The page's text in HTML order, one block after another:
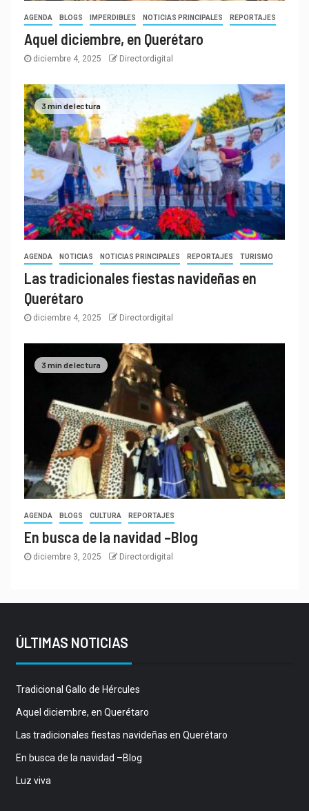
AGENDA BLOGS IMPERDIBLES NOTICIAS PRINCIPALES REPORTAJES
Aquel diciembre, en Querétaro
diciembre 4, 2025 Directordigital
3 min de lectura
AGENDA NOTICIAS NOTICIAS PRINCIPALES REPORTAJES TURISMO
Las tradicionales fiestas navideñas en
Querétaro
diciembre 4, 2025 Directordigital
3 min de lectura
AGENDA BLOGS CULTURA REPORTAJES
En busca de la navidad –Blog
diciembre 3, 2025 Directordigital
ÚLTIMAS NOTICIAS
Tradicional Gallo de Hércules
Aquel diciembre, en Querétaro
Las tradicionales fiestas navideñas en Querétaro
En busca de la navidad –Blog
Luz viva